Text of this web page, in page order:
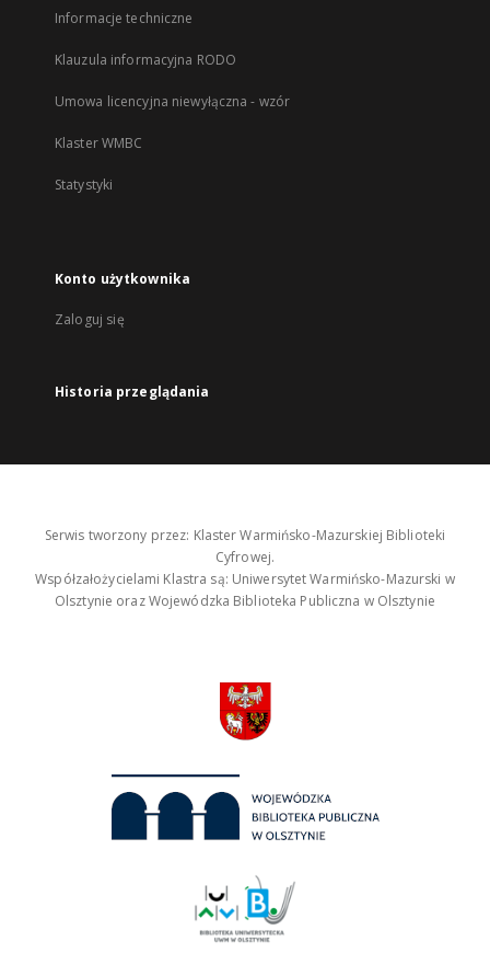
Informacje techniczne
Klauzula informacyjna RODO
Umowa licencyjna niewyłączna - wzór
Klaster WMBC
Statystyki
Konto użytkownika
Zaloguj się
Historia przeglądania
Serwis tworzony przez: Klaster Warmińsko-Mazurskiej Biblioteki
Cyfrowej.
Współzałożycielami Klastra są: Uniwersytet Warmińsko-Mazurski w
Olsztynie oraz Wojewódzka Biblioteka Publiczna w Olsztynie